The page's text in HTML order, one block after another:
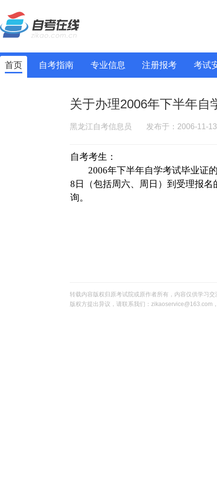
首页 自考指南 专业信息 注册报考 考试
关于办理2006年下半年自
黑龙江自考信息员 发布于：2006-11-13
自考考生：
2006年下半年自学考试毕业证
8 日
（包括周六、周日）到受理报
询。
转载内容版权归原考试院或原作者所有，内容仅供学习
版权方提出异议，请联系我们：zikaoservice@163.com